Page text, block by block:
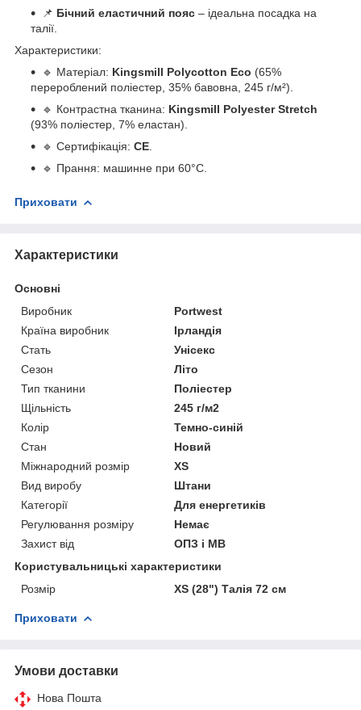
📌 Бічний еластичний пояс – ідеальна посадка на
талії.
Характеристики:
🔹 Матеріал: Kingsmill Polycotton Eco (65%
перероблений поліестер, 35% бавовна, 245 г/м²).
🔹 Контрастна тканина: Kingsmill Polyester Stretch
(93% поліестер, 7% еластан).
🔹 Сертифікація: CE
🔹 Прання: машинне при 60°C.
Приховати
Характеристики
Основні
Виробник
Portwest
Країна виробник
Ірландія
Стать
Унісекс
Сезон
Літо
Тип тканини
Поліестер
Щільність
245 г/м2
Колір
Темно-синій
Стан
Новий
Міжнародний розмір
XS
Вид виробу
Штани
Категорії
Для енергетиків
Регулювання розміру
Немає
Захист від
ОПЗ і МВ
Користувальницькі характеристики
Розмір
XS (28") Талія 72 см
Приховати
Умови доставки
Нова Пошта